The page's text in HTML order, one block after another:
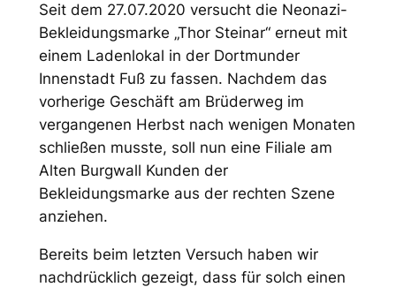
Seit dem 27.07.2020 versucht die Neonazi-
Bekleidungsmarke „Thor Steinar“ erneut mit
einem Ladenlokal in der Dortmunder
Innenstadt Fuß zu fassen. Nachdem das
vorherige Geschäft am Brüderweg im
vergangenen Herbst nach wenigen Monaten
schließen musste, soll nun eine Filiale am
Alten Burgwall Kunden der
Bekleidungsmarke aus der rechten Szene
anziehen.
Bereits beim letzten Versuch haben wir
nachdrücklich gezeigt, dass für solch einen